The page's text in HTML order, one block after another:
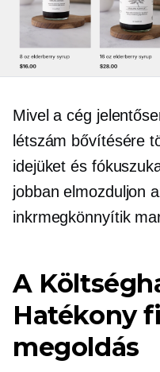
Mivel a cég
létszám bővítésére
idejüket és
jobban elmozduljon
inkrmegkönnyítik
A
Hatékony
megoldás